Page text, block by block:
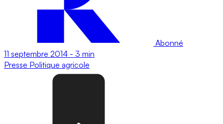
Abonné
11 septembre 2014 - 3 min
Presse Politique agricole